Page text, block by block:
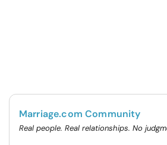
Marriage.com Community
Real people. Real relationships. No